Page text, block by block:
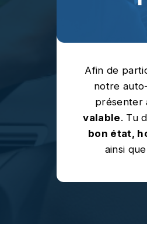
Afin de
notre
présenter
valable. Tu
bon état,
ainsi